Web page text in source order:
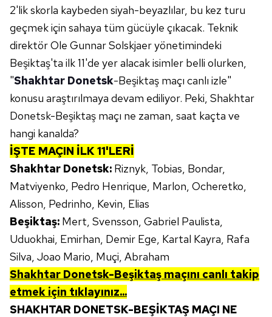
2'lik skorla kaybeden siyah-beyazlılar, bu kez turu
geçmek için sahaya tüm gücüyle çıkacak. Teknik
direktör Ole Gunnar Solskjaer yönetimindeki
Beşiktaş'ta ilk 11'de yer alacak isimler belli olurken,
"Shakhtar Donetsk-Beşiktaş maçı canlı izle"
konusu araştırılmaya devam ediliyor. Peki, Shakhtar
Donetsk-Beşiktaş maçı ne zaman, saat kaçta ve
hangi kanalda?
İŞTE MAÇIN İLK 11'LERİ
Shakhtar Donetsk: Riznyk, Tobias, Bondar,
Matviyenko, Pedro Henrique, Marlon, Ocheretko,
Alisson, Pedrinho, Kevin, Elias
Beşiktaş: Mert, Svensson, Gabriel Paulista,
Uduokhai, Emirhan, Demir Ege, Kartal Kayra, Rafa
Silva, Joao Mario, Muçi, Abraham
Shakhtar Donetsk-Beşiktaş maçını canlı takip
etmek için tıklayınız...
SHAKHTAR DONETSK-BEŞİKTAŞ MAÇI NE